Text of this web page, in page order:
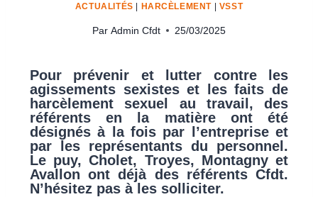
ACTUALITÉS HARCÈLEMENT VSST
Par Admin Cfdt 25/03/2025
Pour prévenir et lutter contre les
agissements sexistes et les faits de
harcèlement sexuel au travail, des
référents en la matière ont été
désignés à la fois par l’entreprise et
par les représentants du personnel.
Le puy, Cholet, Troyes, Montagny et
Avallon ont déjà des référents Cfdt.
N’hésitez pas à les solliciter.